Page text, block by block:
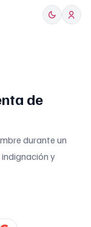
de
durante un
y